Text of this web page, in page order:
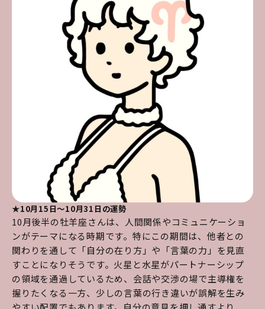
★10月15日～10月31日の運勢
10月後半の牡羊座さんは、人間関係やコミュニケーショ
ンがテーマになる時期です。特にこの期間は、他者との
関わりを通して「自分の在り方」や「言葉の力」を見直
すことになりそうです。火星と水星がパートナーシップ
の領域を通過しているため、会話や交渉の場で主導権を
握りたくなる一方、少しの言葉の行き違いが誤解を生み